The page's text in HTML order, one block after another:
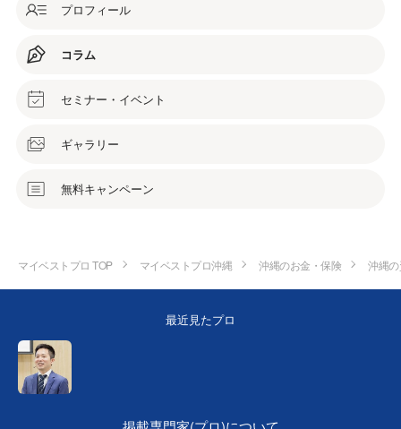
プロフィール
コラム
セミナー・イベント
ギャラリー
無料キャンペーン
マイベストプロ TOP マイベストプロ沖縄 沖縄のお金・保険 沖縄
最近見たプロ